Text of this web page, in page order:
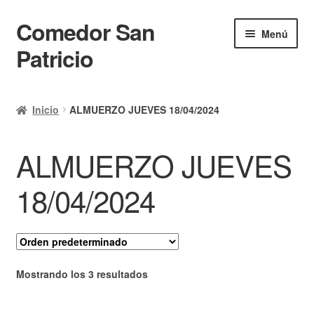
Ir
a
la
Ir
al
contenido
Comedor San
Patricio
Menú
Calendario
Mi cuenta
Ayuda Rapida
Finalizar compra
Inicio ALMUERZO JUEVES 18/04/2024
ALMUERZO JUEVES
18/04/2024
Mostrando los 3 resultados